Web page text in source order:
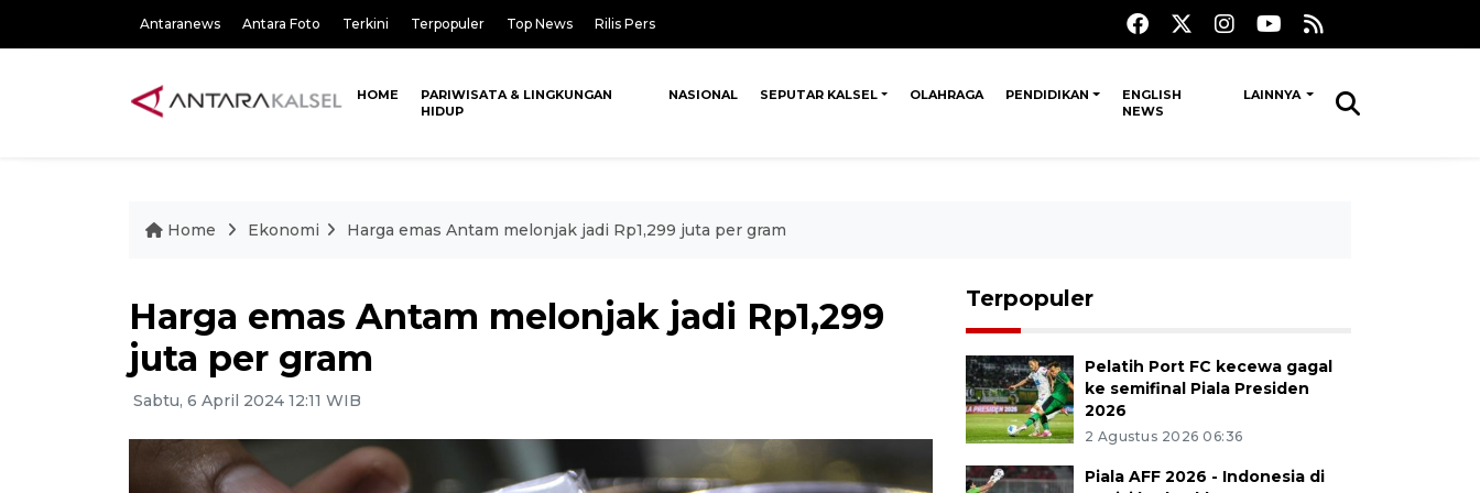
Antaranews Antara Foto Terkini Terpopuler Top News Rilis Pers
HOME
PARIWISATA & LINGKUNGAN
HIDUP
NASIONAL SEPUTAR KALSEL OLAHRAGA PENDIDIKAN
ENGLISH
NEWS
LAINNYA
Home Ekonomi Harga emas Antam melonjak jadi Rp1,299 juta per gram
Harga emas Antam melonjak jadi Rp1,299
juta per gram
Sabtu, 6 April 2024 12:11 WIB
Terpopuler
Pelatih Port FC kecewa gagal
ke semifinal Piala Presiden
2026
2 Agustus 2026 06:36
Piala AFF 2026 - Indonesia di